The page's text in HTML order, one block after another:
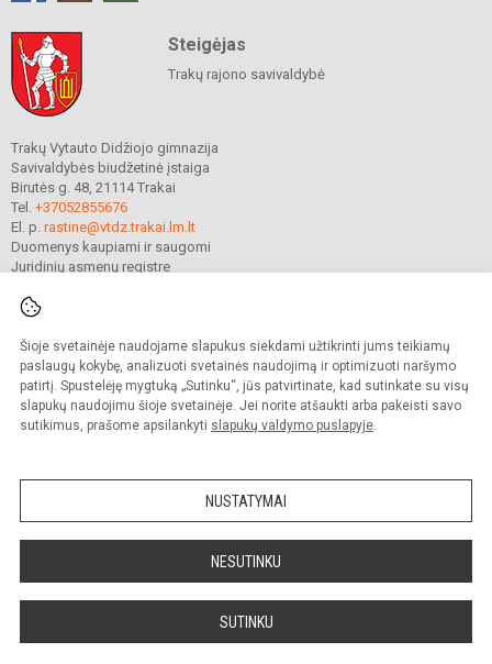
Šioje svetainėje naudojame slapukus siekdami užtikrinti jums teikiamų
paslaugų kokybę, analizuoti svetainės naudojimą ir optimizuoti naršymo
patirtį. Spustelėję mygtuką „Sutinku“, jūs patvirtinate, kad sutinkate su visų
slapukų naudojimu šioje svetainėje. Jei norite atšaukti arba pakeisti savo
sutikimus, prašome apsilankyti slapukų valdymo puslapyje.
NUSTATYMAI
NESUTINKU
SUTINKU
Steigėjas
Trakų rajono savivaldybė
Trakų Vytauto Didžiojo gimnazija
Savivaldybės biudžetinė įstaiga
Birutės g. 48, 21114 Trakai
Tel. +37052855676
El. p. rastine@vtdz.trakai.lm.lt
Duomenys kaupiami ir saugomi
Juridinių asmenų registre
© 2021. Trakų Vytauto Didžiojo gimnazija. Visos teisės saugomos.
Kopijuoti turinį be raštiško gimnazijos sutikimo griežtai draudžiama.
Prieinamumo paraiška Slapukų valdymas